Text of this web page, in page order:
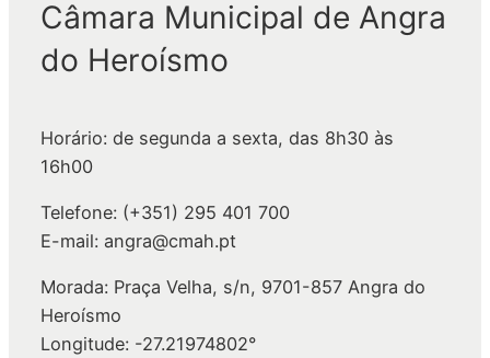
Câmara Municipal de Angra
do Heroísmo
Horário: de segunda a sexta, das 8h30 às
16h00
Telefone: (+351) 295 401 700
E-mail: angra@cmah.pt
Morada: Praça Velha, s/n, 9701-857 Angra do
Heroísmo
Longitude: -27.21974802°